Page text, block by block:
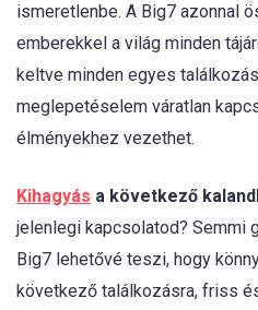
ismeretlenbe. A Big7 azonnal
emberekkel a világ minden
keltve minden egyes
meglepetéselem váratlan
élményekhez vezethet.
Kihagyás a következő
jelenlegi kapcsolatod? Semmi
Big7 lehetővé teszi, hogy
következő találkozásra, friss